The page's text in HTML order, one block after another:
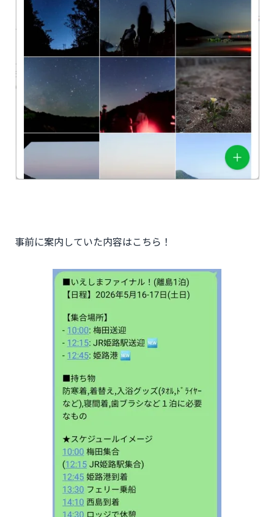
事前に案内していた内容はこちら！